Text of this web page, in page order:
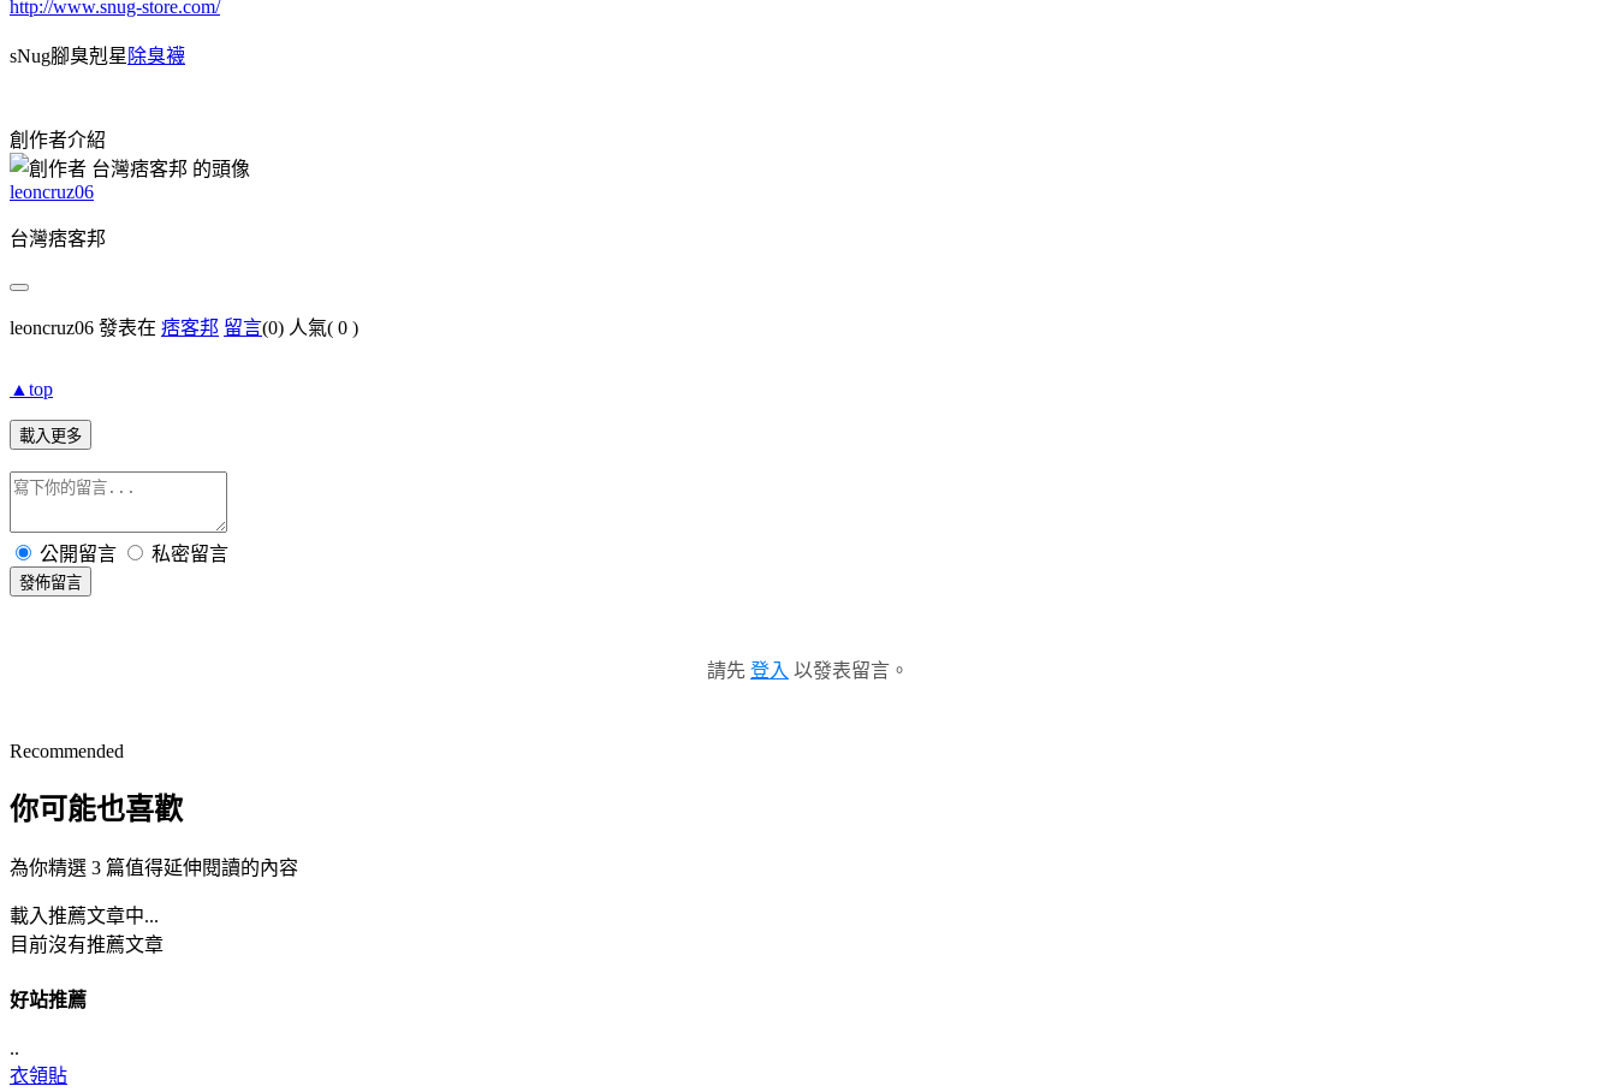
http://www.snug-store.com/
sNug腳臭剋星 除臭襪
創作者介紹
leoncruz06
台灣痞客邦
leoncruz06 發表在 痞客邦 留言(0) 人氣( 0 )
▲top
載入更多
公開留言 私密留言
發佈留言
請先 登入 以發表留言。
Recommended
你可能也喜歡
為你精選 3 篇值得延伸閱讀的內容
載入推薦文章中...
目前沒有推薦文章
好站推薦
..
衣領貼